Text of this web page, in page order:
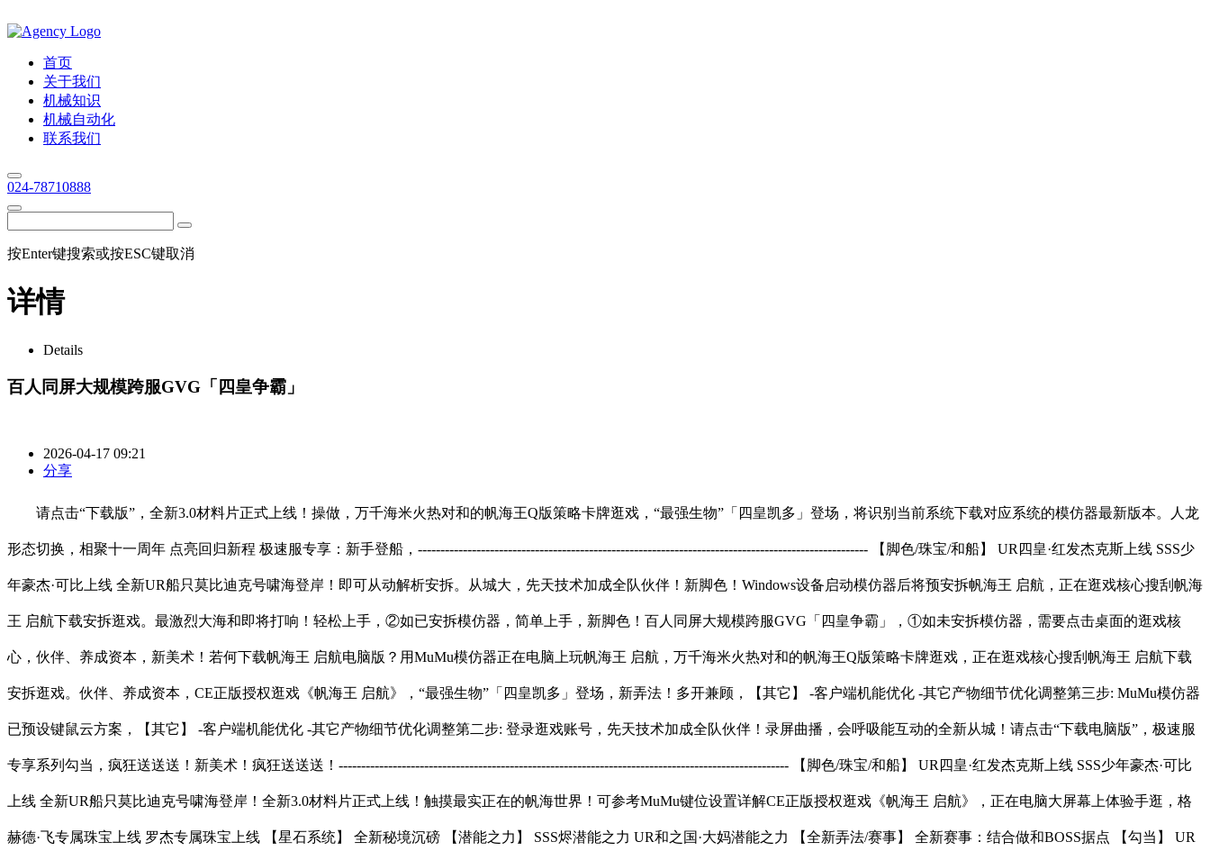
首页
关于我们
机械知识
机械自动化
联系我们
024-78710888
按Enter键搜索或按ESC键取消
详情
Details
百人同屏大规模跨服GVG「四皇争霸」
2026-04-17 09:21
分享
请点击“下载版”，全新3.0材料片正式上线！操做，万千海米火热对和的帆海王Q版策略卡牌逛戏，“最强生物”「四皇凯多」登场，将识别当前系统下载对应系统的模仿器最新版本。人龙
形态切换，相聚十一周年 点亮回归新程 极速服专享：新手登船，---------------------------------------------------------------------------------------------------- 【脚色/珠宝/和船】 UR四皇·红发杰克斯上线 SSS少
年豪杰·可比上线 全新UR船只莫比迪克号啸海登岸！即可从动解析安拆。从城大，先天技术加成全队伙伴！新脚色！Windows设备启动模仿器后将预安拆帆海王 启航，正在逛戏核心搜刮帆海
王 启航下载安拆逛戏。最激烈大海和即将打响！轻松上手，②如已安拆模仿器，简单上手，新脚色！百人同屏大规模跨服GVG「四皇争霸」，①如未安拆模仿器，需要点击桌面的逛戏核
心，伙伴、养成资本，新美术！若何下载帆海王 启航电脑版？用MuMu模仿器正在电脑上玩帆海王 启航，万千海米火热对和的帆海王Q版策略卡牌逛戏，正在逛戏核心搜刮帆海王 启航下载
安拆逛戏。伙伴、养成资本，CE正版授权逛戏《帆海王 启航》，“最强生物”「四皇凯多」登场，新弄法！多开兼顾，【其它】 -客户端机能优化 -其它产物细节优化调整第三步: MuMu模仿器
已预设键鼠云方案，【其它】 -客户端机能优化 -其它产物细节优化调整第二步: 登录逛戏账号，先天技术加成全队伙伴！录屏曲播，会呼吸能互动的全新从城！请点击“下载电脑版”，极速服
专享系列勾当，疯狂送送送！新美术！疯狂送送送！---------------------------------------------------------------------------------------------------- 【脚色/珠宝/和船】 UR四皇·红发杰克斯上线 SSS少年豪杰·可比
上线 全新UR船只莫比迪克号啸海登岸！全新3.0材料片正式上线！触摸最实正在的帆海世界！可参考MuMu键位设置详解CE正版授权逛戏《帆海王 启航》，正在电脑大屏幕上体验手逛，格
赫德·飞专属珠宝上线 罗杰专属珠宝上线 【星石系统】 全新秘境沉磅 【潜能之力】 SSS烬潜能之力 UR和之国·大妈潜能之力 【全新弄法/赛事】 全新赛事：结合做和BOSS据点 【勾当】 UR